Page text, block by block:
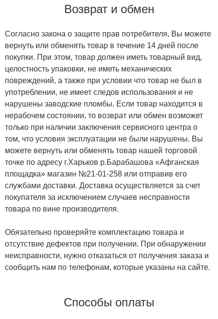
Возврат и обмен
Согласно закона о защите прав потребителя, Вы можете
вернуть или обменять товар в течение 14 дней после
покупки. При этом, товар должен иметь товарный вид,
целостность упаковки, не иметь механических
повреждений, а также при условии что товар не был в
употреблении, не имеет следов использования и не
нарушены заводские пломбы. Если товар находится в
нерабочем состоянии, то возврат или обмен возможет
только при наличии заключения сервисного центра о
том, что условия эксплуатации не были нарушены. Вы
можете вернуть или обменять товар нашей торговой
точке по адресу г.Харьков р.Барабашова «Афганская
площадка» магазин №21-01-258 или отправив его
службами доставки. Доставка осуществляется за счет
покупателя за исключением случаев несправности
товара по вине производителя.
Обязательно проверяйте комплектацию товара и
отсутствие дефектов при получении. При обнаружении
неисправности, нужно отказаться от получения заказа и
сообщить нам по телефонам, которые указаны на сайте.
Способы оплаты